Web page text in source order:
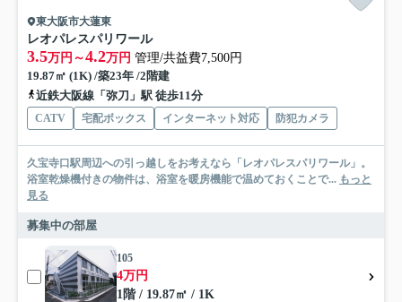
東大阪市大蓮東
レオパレスパリワール
3.5万円～4.2万円 管理/共益費7,500円
19.87㎡ (1K) /築23年 /2階建
近鉄大阪線「弥刀」駅 徒歩11分
CATV 宅配ボックス インターネット対応 防犯カメラ
久宝寺口駅周辺への引っ越しをお考えなら「レオパレスパリワール」。
浴室乾燥機付きの物件は、浴室を暖房機能で温めておくことで... もっと
見る
募集中の部屋
105
4万円
1階 / 19.87㎡ / 1K